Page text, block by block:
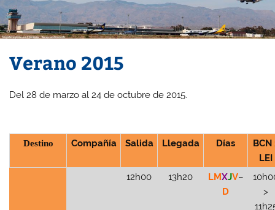
Verano 2015
Del 28 de marzo al 24 de octubre de 2015.
Destino Compañía Salida Llegada Días
BCN
LEI
12h00 13h20 LMXJV–
D
>